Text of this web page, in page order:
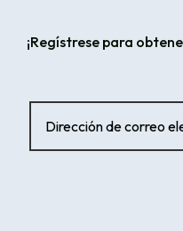
¡Regístrese para